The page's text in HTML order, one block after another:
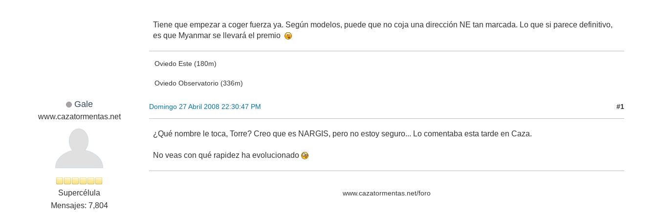
Tiene que empezar a coger fuerza ya. Según modelos, puede que no coja una dirección NE tan marcada. Lo que si parece definitivo,
es que Myanmar se llevará el premio
Oviedo Este (180m)
Oviedo Observatorio (336m)
Gale
www.cazatormentas.net
Supercélula
Mensajes: 7,804
Domingo 27 Abril 2008 22:30:47 PM #1
¿Qué nombre le toca, Torre? Creo que es NARGIS, pero no estoy seguro... Lo comentaba esta tarde en Caza.
No veas con qué rapidez ha evolucionado
www.cazatormentas.net/foro